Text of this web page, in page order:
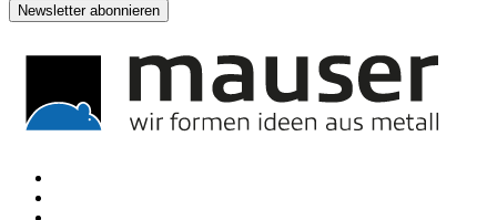
Newsletter abonnieren